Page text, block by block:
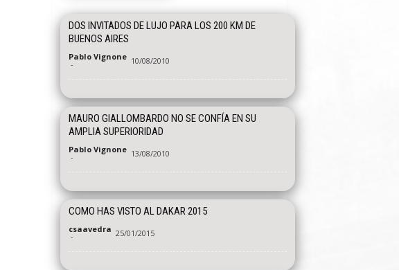
DOS INVITADOS DE LUJO PARA LOS 200 KM DE
BUENOS AIRES
Pablo Vignone
- 10/08/2010
MAURO GIALLOMBARDO NO SE CONFÍA EN SU
AMPLIA SUPERIORIDAD
Pablo Vignone
- 13/08/2010
COMO HAS VISTO AL DAKAR 2015
csaavedra
- 25/01/2015